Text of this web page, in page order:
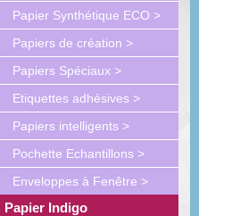
Papier Synthétique ECO >
Papiers de création >
Papiers Spéciaux >
Etiquettes adhésives >
Papiers intelligents >
Pochette Echantillons >
Enveloppes à Fenêtre >
Papier Indigo